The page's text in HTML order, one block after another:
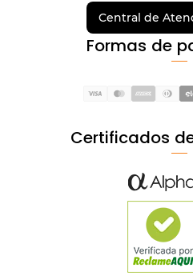
Central de
Formas de
Certificados